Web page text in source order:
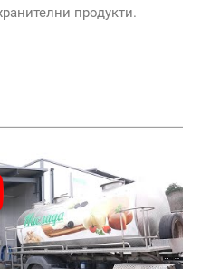
продукти.